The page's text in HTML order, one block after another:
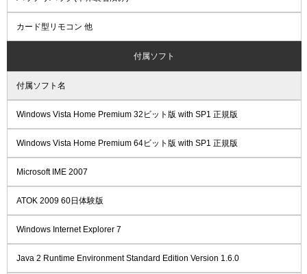
カード型リモコン 他
付属ソフト
付属ソフト名
Windows Vista Home Premium 32ビット版 with SP1 正規版
Windows Vista Home Premium 64ビット版 with SP1 正規版
Microsoft IME 2007
ATOK 2009 60日体験版
Windows Internet Explorer 7
Java 2 Runtime Environment Standard Edition Version 1.6.0